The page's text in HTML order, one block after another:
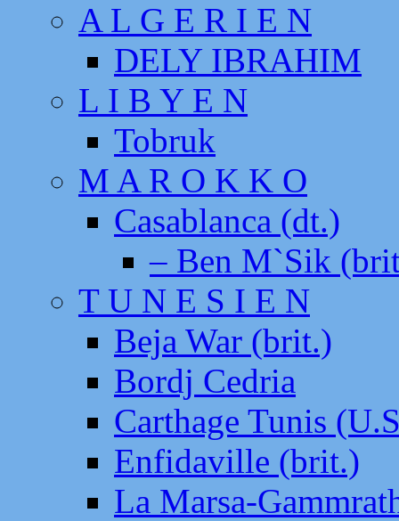
A L G E R I E N
DELY IBRAHIM
L I B Y E N
Tobruk
M A R O K K O
Casablanca (dt.)
– Ben M`Sik
T U N E S I E N
Beja War (brit.)
Bordj Cedria
Carthage Tunis
Enfidaville (brit.)
La Marsa-